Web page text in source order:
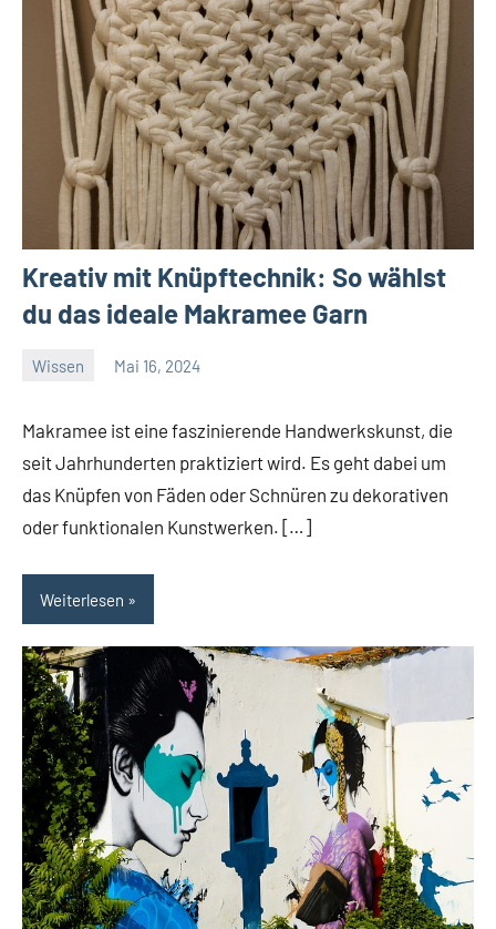
Kreativ mit Knüpftechnik: So wählst
du das ideale Makramee Garn
Wissen Mai 16, 2024
Makramee ist eine faszinierende Handwerkskunst, die
seit Jahrhunderten praktiziert wird. Es geht dabei um
das Knüpfen von Fäden oder Schnüren zu dekorativen
oder funktionalen Kunstwerken. […]
Weiterlesen